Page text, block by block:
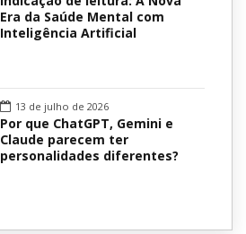
Era da Saúde Mental com
Inteligência Artificial
13 de julho de 2026
Por que ChatGPT, Gemini e
Claude parecem ter
personalidades diferentes?